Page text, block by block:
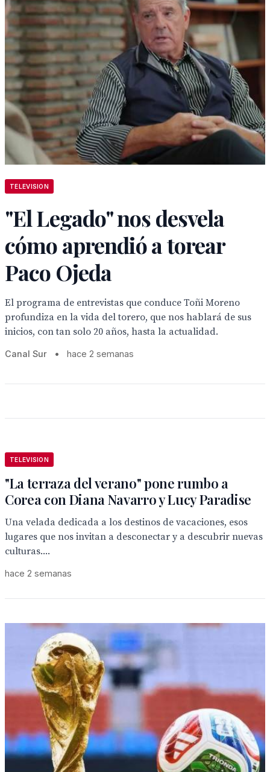
TELEVISION
"El Legado" nos desvela
cómo aprendió a torear
Paco Ojeda
El programa de entrevistas que conduce Toñi Moreno
profundiza en la vida del torero, que nos hablará de sus
inicios, con tan solo 20 años, hasta la actualidad.
Canal Sur • hace 2 semanas
TELEVISION
"La terraza del verano" pone rumbo a
Corea con Diana Navarro y Lucy Paradise
Una velada dedicada a los destinos de vacaciones, esos
lugares que nos invitan a desconectar y a descubrir nuevas
culturas....
hace 2 semanas